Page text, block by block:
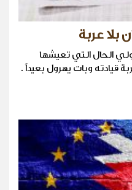
بلا عربة
الحال التي تعيشها
قيادته وبات يهرول بعيداً .